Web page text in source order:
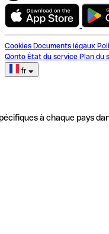
Cookies Documents légaux
Qonto État du service Plan du
fr
à chaque pays